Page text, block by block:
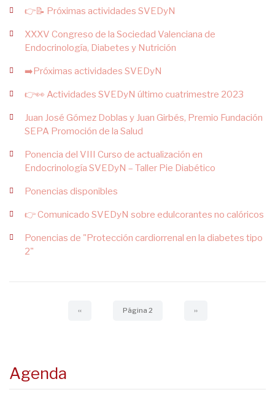
👉📝 Próximas actividades SVEDyN
XXXV Congreso de la Sociedad Valenciana de
Endocrinología, Diabetes y Nutrición
➡️Próximas actividades SVEDyN
👉👀 Actividades SVEDyN último cuatrimestre 2023
Juan José Gómez Doblas y Juan Girbés, Premio Fundación
SEPA Promoción de la Salud
Ponencia del VIII Curso de actualización en
Endocrinología SVEDyN – Taller Pie Diabético
Ponencias disponibles
👉 Comunicado SVEDyN sobre edulcorantes no calóricos
Ponencias de "Protección cardiorrenal en la diabetes tipo
2"
Página
‹‹ Página 2 Siguiente
››
Agenda